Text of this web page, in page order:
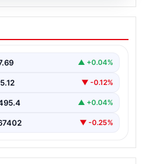
Yeni Hava
Rafet Dalkıran’ın
▲ +0.04%
▼ -0.12%
▲ +0.04%
▼ -0.25%